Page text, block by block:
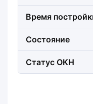
Время
Состояние
Статус ОКН